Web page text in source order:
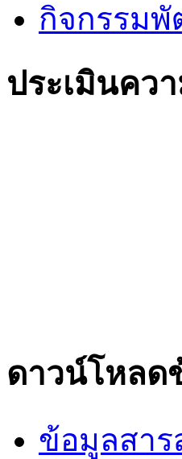
กิจกรรม
ประเมินคว
ดาวน์โหลด
ข้อมูลสาร